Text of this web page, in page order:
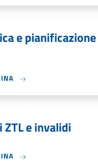
e pianificazione
ZTL e invalidi